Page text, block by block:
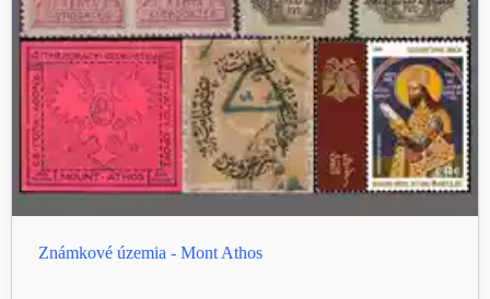
Známkové územia - Mont Athos